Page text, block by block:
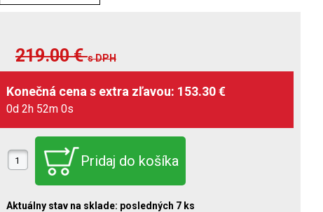
219.00€s DPH
0d 2h 51m 58s
Aktuálny stav na sklade: posledných 7 ks